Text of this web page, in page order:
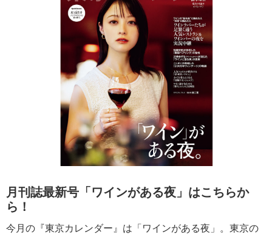
月刊誌最新号「ワインがある夜」はこちらか
ら！
今月の『東京カレンダー』は「ワインがある夜」。東京の